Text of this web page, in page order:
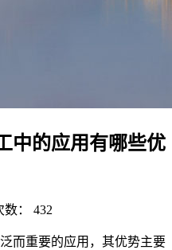
中的应用有哪些优
： 432
而重要的应用，其优势主要